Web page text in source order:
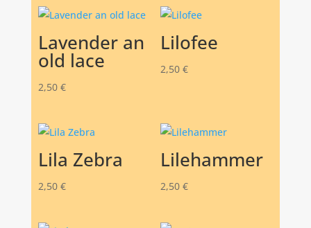
Lavender an
old lace
2,50 €
Lilofee
2,50 €
Lila Zebra
2,50 €
Lilehammer
2,50 €